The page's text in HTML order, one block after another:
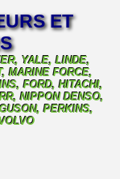
ET
YALE, LINDE,
MARINE FORCE,
FORD, HITACHI,
NIPPON DENSO,
PERKINS,